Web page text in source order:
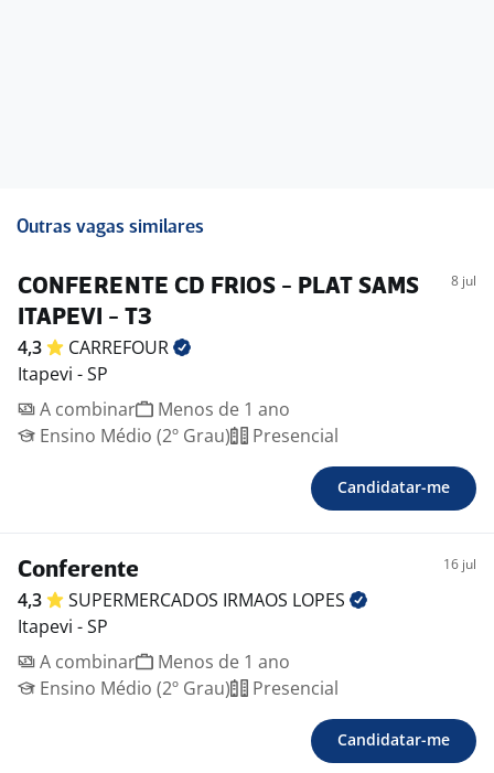
-. Reembolso ótica
Outras vagas similares
CONFERENTE CD FRIOS - PLAT SAMS
ITAPEVI - T3
8 jul
4,3
CARREFOUR
Itapevi - SP
A combinar
Menos de 1 ano
Ensino Médio (2º Grau)
Presencial
Candidatar-me
Conferente 16 jul
4,3 SUPERMERCADOS IRMAOS LOPES
Itapevi - SP
A combinar
Menos de 1 ano
Ensino Médio (2º Grau)
Presencial
Candidatar-me